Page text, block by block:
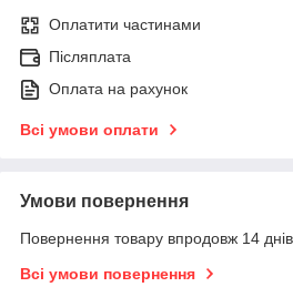
Оплатити частинами
Післяплата
Оплата на рахунок
Всі умови оплати
Умови повернення
Повернення товару впродовж 14
Всі умови повернення